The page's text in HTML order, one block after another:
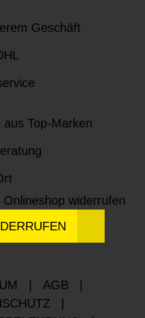
Geschäft
aus Top-Marken
widerrufen
AGB